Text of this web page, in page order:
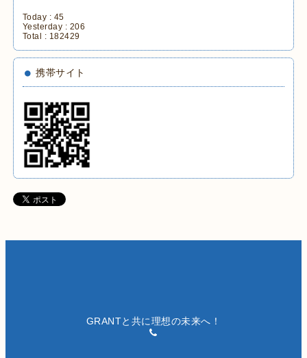
Today : 45
Yesterday : 206
Total : 182429
携帯サイト
GRANTと共に理想の未来へ！